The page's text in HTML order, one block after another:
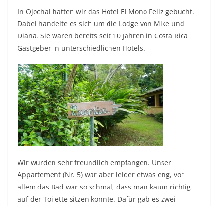
In Ojochal hatten wir das Hotel El Mono Feliz gebucht.
Dabei handelte es sich um die Lodge von Mike und
Diana. Sie waren bereits seit 10 Jahren in Costa Rica
Gastgeber in unterschiedlichen Hotels.
Wir wurden sehr freundlich empfangen. Unser
Appartement (Nr. 5) war aber leider etwas eng, vor
allem das Bad war so schmal, dass man kaum richtig
auf der Toilette sitzen konnte. Dafür gab es zwei